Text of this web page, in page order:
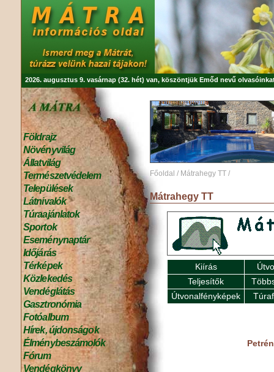
2026. augusztus 9. vasárnap (32. hét) van, köszöntjük Emőd nevű
Földrajz
Növényvilág
Állatvilág
Természetvédelem
Települések
Látnivalók
Túraajánlatok
Sportok
Eseménynaptár
Időjárás
Térképek
Közlekedés
Vendéglátás
Gasztronómia
Fotóalbum
Hírek, újdonságok
Élménybeszámolók
Fórum
Vendégkönyv
Főoldal / Mátrahegy TT /
Mátrahegy TT
Kiírás
Teljesítők
Útvonalfényképek